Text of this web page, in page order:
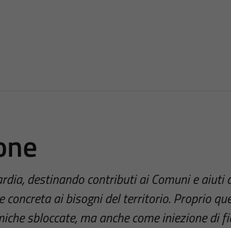
destinando contributi ai Comuni e aiuti
ai bisogni del territorio. Proprio
sbloccate, ma anche come iniezione di